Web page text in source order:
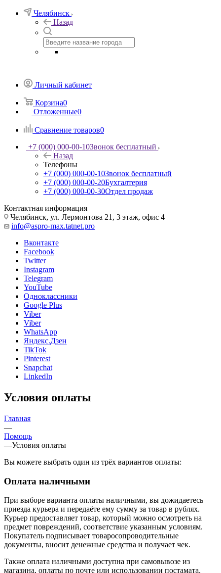
Челябинск
Назад
Личный кабинет
Корзина0
Отложенные0
Сравнение товаров0
+7 (000) 000-00-10Звонок бесплатный
Назад
Телефоны
+7 (000) 000-00-10Звонок бесплатный
+7 (000) 000-00-20Бухгалтерия
+7 (000) 000-00-30Отдел продаж
Контактная информация
Челябинск, ул. Лермонтова 21, 3 этаж, офис 4
info@aspro-max.tatnet.pro
Вконтакте
Facebook
Twitter
Instagram
Telegram
YouTube
Одноклассники
Google Plus
Viber
Viber
WhatsApp
Яндекс.Дзен
TikTok
Pinterest
Snapchat
LinkedIn
Условия оплаты
Главная
—
Помощь
—Условия оплаты
Вы можете выбрать один из трёх вариантов оплаты:
Оплата наличными
При выборе варианта оплаты наличными, вы дожидаетесь
приезда курьера и передаёте ему сумму за товар в рублях.
Курьер предоставляет товар, который можно осмотреть на
предмет повреждений, соответствие указанным условиям.
Покупатель подписывает товаросопроводительные
документы, вносит денежные средства и получает чек.
Также оплата наличными доступна при самовывозе из
магазина, оплаты по почте или использовании постамата.